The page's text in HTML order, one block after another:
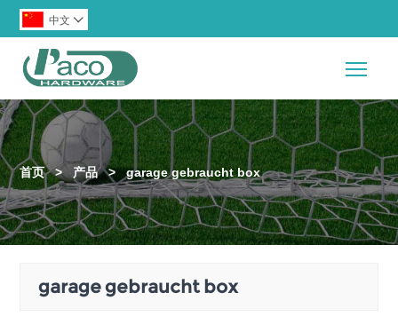
中文 
首页 > 产品 > garage gebraucht box
garage gebraucht box